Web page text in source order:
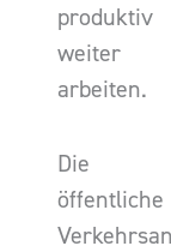
produktiv
weiter
arbeiten.
Die
öffentliche